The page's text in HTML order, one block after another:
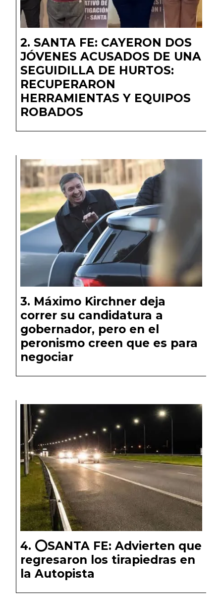
SANTA FE: CAYERON DOS
JÓVENES ACUSADOS DE UNA
SEGUIDILLA DE HURTOS:
RECUPERARON
HERRAMIENTAS Y EQUIPOS
ROBADOS
Máximo Kirchner deja
correr su candidatura a
gobernador, pero en el
peronismo creen que es para
negociar
⭕️SANTA FE: Advierten que
regresaron los tirapiedras en
la Autopista